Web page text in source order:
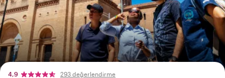
4,9 293 değerlendirme